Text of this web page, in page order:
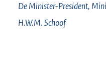
De Minister-President,
H.W.M.Schoof